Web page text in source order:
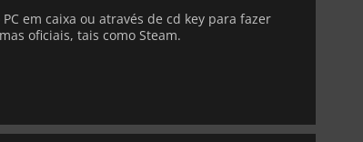
em caixa ou através de cd key para fazer
oficiais, tais como Steam.